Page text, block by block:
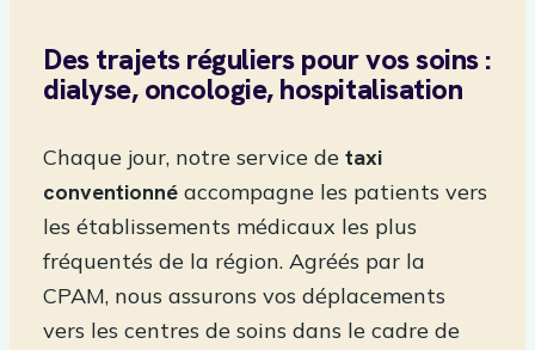
Des trajets réguliers pour vos soins :
dialyse, oncologie, hospitalisation
Chaque jour, notre service de taxi
conventionné accompagne les patients vers
les établissements médicaux les plus
fréquentés de la région. Agréés par la
CPAM, nous assurons vos déplacements
vers les centres de soins dans le cadre de